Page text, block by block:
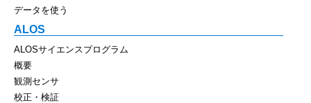
データを使う
ALOS
ALOSサイエンスプログラム
概要
観測センサ
校正・検証